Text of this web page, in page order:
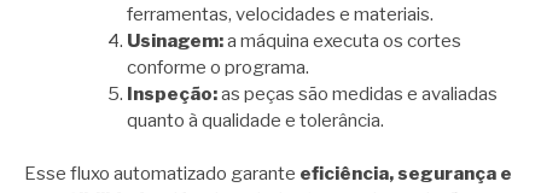
ferramentas, velocidades e materiais.
Usinagem:a máquina executa os cortes
conforme o programa.
Inspeção:as peças são medidas e avaliadas
quanto à qualidade e tolerância.
Esse fluxo automatizado garante eficiência, segurança e